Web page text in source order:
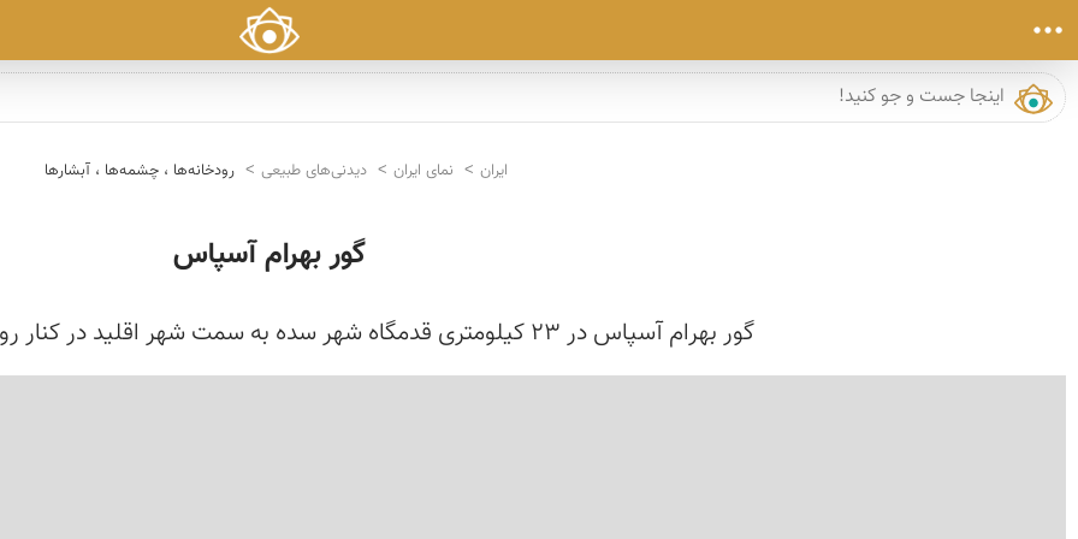
ایران نمای ایران دیدنی‌های طبیعی رودخانه‌ها ، چشمه‌ها ، آبشارها
گور بهرام آسپاس
گور بهرام آسپاس در 23 کیلومتری قدمگاه شهر سده به سمت شهر اقلید در کنار روستای آسپاس قرار دارد.